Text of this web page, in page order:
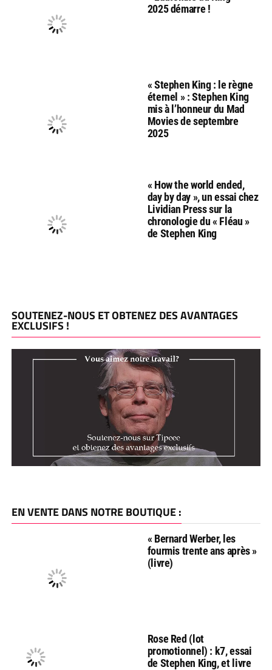
2025 démarre !
« Stephen King : le règne
éternel » : Stephen King
mis à l’honneur du Mad
Movies de septembre
2025
« How the world ended,
day by day », un essai chez
Lividian Press sur la
chronologie du « Fléau »
de Stephen King
SOUTENEZ-NOUS ET OBTENEZ DES AVANTAGES
EXCLUSIFS !
EN VENTE DANS NOTRE BOUTIQUE :
« Bernard Werber, les
fourmis trente ans après »
(livre)
Rose Red (lot
promotionnel) : k7, essai
de Stephen King, et livre